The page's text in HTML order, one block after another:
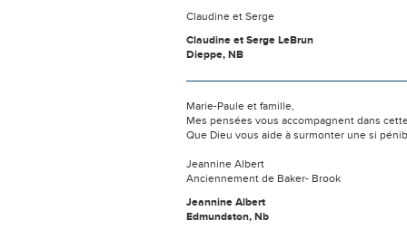
Claudine et Serge
Claudine et Serge LeBrun
Dieppe, NB
Marie-Paule et famille,
Mes pensées vous accompagnent dans
Que Dieu vous aide à surmonter une si
Jeannine Albert
Anciennement de Baker- Brook
Jeannine Albert
Edmundston, Nb